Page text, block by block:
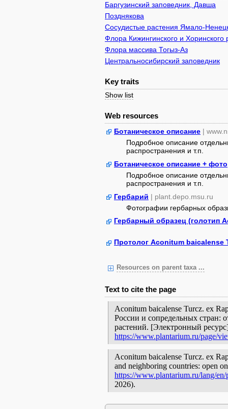
Баргузинский заповедник, Давша
Позднякова
Сосудистые растения Ямало-
Флора Кижингинского и Хоринского
Флора массива Тогыз-Аз
Центральносибирский заповедник
Key traits
Show list
Web resources
Ботаническое описание |
Подробное описание
распространения и т.п.
Ботаническое описание + фото
Подробное описание
распространения и т.п.
Гербарий | plant.depo.msu.ru
Фотографии гербарных
Гербарный образец (голотип
Протолог Aconitum baicalense
Resources on parent taxa ...
Text to cite the page
Aconitum baicalense Turcz. ex
России и сопредельных стран:
растений. [Электронный
https://www.plantarium.ru/page/
Aconitum baicalense Turcz. ex
and neighboring countries: open
https://www.plantarium.ru/lang/
2026).